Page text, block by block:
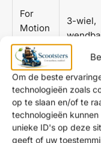
Om de beste
technologieën zoals
op te slaan en/of te
technologieën
unieke ID's op deze
geeft of uw
For
Motion
Triflex
3-wiel,
For
Motion
City
Cruiser